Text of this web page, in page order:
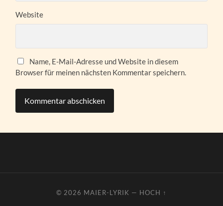
Website
Name, E-Mail-Adresse und Website in diesem
Browser für meinen nächsten Kommentar speichern.
© 2026 MAIER-LYRIK — HOCH ↑